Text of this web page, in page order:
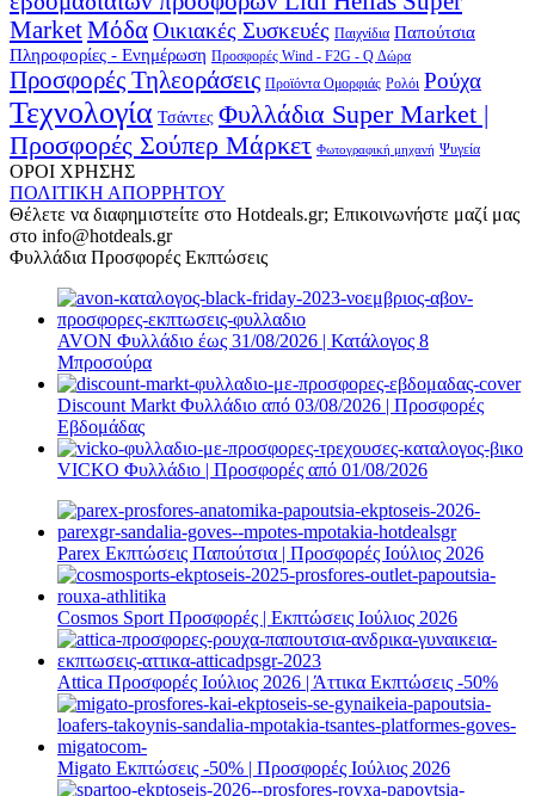
MarketΜόδαΟικιακές Συσκευές Παιχνίδια Παπούτσια
Πληροφορίες - Ενημέρωση Προσφορές Wind - F2G - Q Δώρα
Προσφορές Τηλεοράσεις Προϊόντα Ομορφιάς Ρολόι Ρούχα
Τεχνολογία Τσάντες Φυλλάδια Super Market |
Προσφορές Σούπερ Μάρκετ Φωτογραφική μηχανή Ψυγεία
ΟΡΟΙ ΧΡΗΣΗΣ
ΠΟΛΙΤΙΚΗ ΑΠΟΡΡΗΤΟΥ
Θέλετε να διαφημιστείτε στο Hotdeals.gr; Επικοινωνήστε μαζί μας
στο info@hotdeals.gr
Φυλλάδια Προσφορές Εκπτώσεις
AVON Φυλλάδιο έως 31/08/2026 | Κατάλογος 8
Μπροσούρα
Discount Markt Φυλλάδιο από 03/08/2026 | Προσφορές
Εβδομάδας
VICKO Φυλλάδιο | Προσφορές από 01/08/2026
Parex Εκπτώσεις Παπούτσια | Προσφορές Ιούλιος 2026
Cosmos Sport Προσφορές | Εκπτώσεις Ιούλιος 2026
Attica Προσφορές Ιούλιος 2026 | Άττικα Εκπτώσεις -50%
Migato Εκπτώσεις -50% | Προσφορές Ιούλιος 2026